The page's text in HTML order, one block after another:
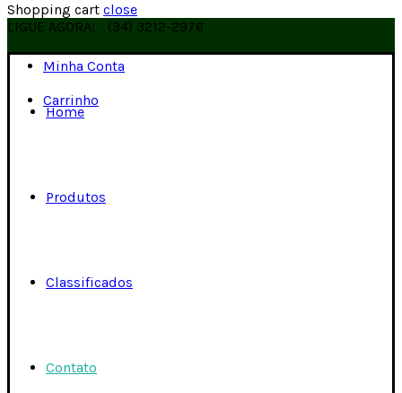
Shopping cart close
LIGUE AGORA:
(34) 3212-2976
Minha Conta
Carrinho
Home
Produtos
Classificados
Contato